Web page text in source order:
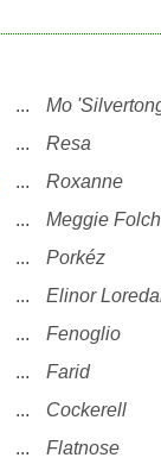
...
Mo
...
Resa
...
Roxanne
...
Meggie
...
Porkéz
...
Elinor
...
Fenoglio
...
Farid
...
Cockerell
...
Flatnose